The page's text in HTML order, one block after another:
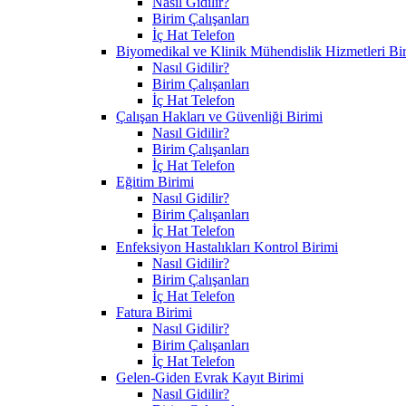
Birim Çalışanları
İç Hat Telefon
Biyomedikal ve Klinik Mühendislik Hizmetleri
Nasıl Gidilir?
Birim Çalışanları
İç Hat Telefon
Çalışan Hakları ve Güvenliği Birimi
Nasıl Gidilir?
Birim Çalışanları
İç Hat Telefon
Eğitim Birimi
Nasıl Gidilir?
Birim Çalışanları
İç Hat Telefon
Enfeksiyon Hastalıkları Kontrol Birimi
Nasıl Gidilir?
Birim Çalışanları
İç Hat Telefon
Fatura Birimi
Nasıl Gidilir?
Birim Çalışanları
İç Hat Telefon
Gelen-Giden Evrak Kayıt Birimi
Nasıl Gidilir?